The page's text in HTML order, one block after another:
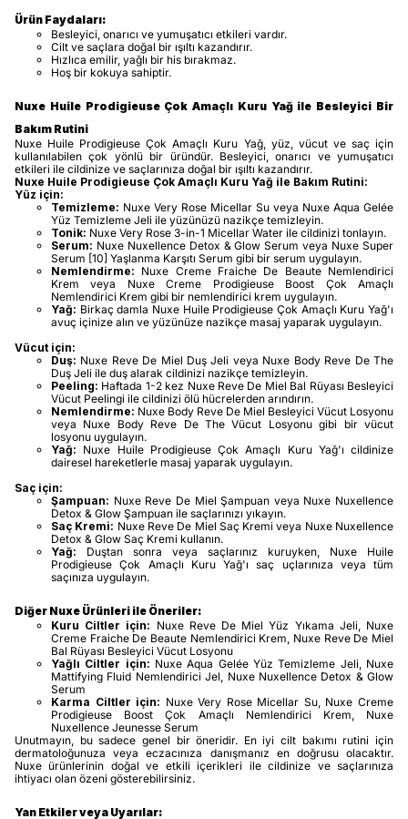
Ürün Faydaları:
Besleyici, onarıcı ve yumuşatıcı etkileri vardır.
Cilt ve saçlara doğal bir ışıltı kazandırır.
Hızlıca emilir, yağlı bir his bırakmaz.
Hoş bir kokuya sahiptir.
Nuxe Huile Prodigieuse Çok Amaçlı Kuru Yağ ile Besleyici Bir
Bakım Rutini
Nuxe Huile Prodigieuse Çok Amaçlı Kuru Yağ, yüz, vücut ve saç için
kullanılabilen çok yönlü bir üründür. Besleyici, onarıcı ve yumuşatıcı
etkileri ile cildinize ve saçlarınıza doğal bir ışıltı kazandırır.
Nuxe Huile Prodigieuse Çok Amaçlı Kuru Yağ ile Bakım Rutini:
Yüz için:
Temizleme: Nuxe Very Rose Micellar Su veya Nuxe Aqua Gelée
Yüz Temizleme Jeli ile yüzünüzü nazikçe temizleyin.
Tonik: Nuxe Very Rose 3-in-1 Micellar Water ile cildinizi tonlayın.
Serum: Nuxe Nuxellence Detox & Glow Serum veya Nuxe Super
Serum [10] Yaşlanma Karşıtı Serum gibi bir serum uygulayın.
Nemlendirme: Nuxe Creme Fraiche De Beaute Nemlendirici
Krem veya Nuxe Creme Prodigieuse Boost Çok Amaçlı
Nemlendirici Krem gibi bir nemlendirici krem uygulayın.
Yağ: Birkaç damla Nuxe Huile Prodigieuse Çok Amaçlı Kuru Yağ'ı
avuç içinize alın ve yüzünüze nazikçe masaj yaparak uygulayın.
Vücut için:
Duş: Nuxe Reve De Miel Duş Jeli veya Nuxe Body Reve De The
Duş Jeli ile duş alarak cildinizi nazikçe temizleyin.
Peeling: Haftada 1-2 kez Nuxe Reve De Miel Bal Rüyası Besleyici
Vücut Peelingi ile cildinizi ölü hücrelerden arındırın.
Nemlendirme: Nuxe Body Reve De Miel Besleyici Vücut Losyonu
veya Nuxe Body Reve De The Vücut Losyonu gibi bir vücut
losyonu uygulayın.
Yağ: Nuxe Huile Prodigieuse Çok Amaçlı Kuru Yağ'ı cildinize
dairesel hareketlerle masaj yaparak uygulayın.
Saç için:
Şampuan: Nuxe Reve De Miel Şampuan veya Nuxe Nuxellence
Detox & Glow Şampuan ile saçlarınızı yıkayın.
Saç Kremi: Nuxe Reve De Miel Saç Kremi veya Nuxe Nuxellence
Detox & Glow Saç Kremi kullanın.
Yağ: Duştan sonra veya saçlarınız kuruyken, Nuxe Huile
Prodigieuse Çok Amaçlı Kuru Yağ'ı saç uçlarınıza veya tüm
saçınıza uygulayın.
Diğer Nuxe Ürünleri ile Öneriler:
Kuru Ciltler için: Nuxe Reve De Miel Yüz Yıkama Jeli, Nuxe
Creme Fraiche De Beaute Nemlendirici Krem, Nuxe Reve De Miel
Bal Rüyası Besleyici Vücut Losyonu
Yağlı Ciltler için: Nuxe Aqua Gelée Yüz Temizleme Jeli, Nuxe
Mattifying Fluid Nemlendirici Jel, Nuxe Nuxellence Detox & Glow
Serum
Karma Ciltler için: Nuxe Very Rose Micellar Su, Nuxe Creme
Prodigieuse Boost Çok Amaçlı Nemlendirici Krem, Nuxe
Nuxellence Jeunesse Serum
Unutmayın, bu sadece genel bir öneridir. En iyi cilt bakımı rutini için
dermatoloğunuza veya eczacınıza danışmanız en doğrusu olacaktır.
Nuxe ürünlerinin doğal ve etkili içerikleri ile cildinize ve saçlarınıza
ihtiyacı olan özeni gösterebilirsiniz.
Yan Etkiler veya Uyarılar: